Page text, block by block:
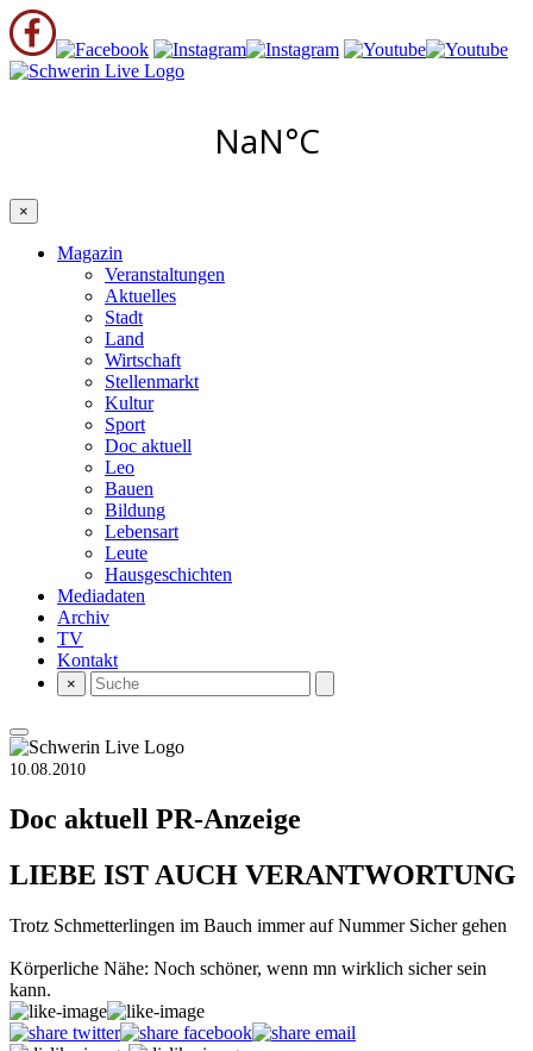
×
Magazin
Veranstaltungen
Aktuelles
Stadt
Land
Wirtschaft
Stellenmarkt
Kultur
Sport
Doc aktuell
Leo
Bauen
Bildung
Lebensart
Leute
Hausgeschichten
Mediadaten
Archiv
TV
Kontakt
×
10.08.2010
Doc aktuell PR-Anzeige
LIEBE IST AUCH VERANTWORTUNG
Trotz Schmetterlingen im Bauch immer auf Nummer Sicher gehen
Körperliche Nähe: Noch schöner, wenn mn wirklich sicher sein
kann.